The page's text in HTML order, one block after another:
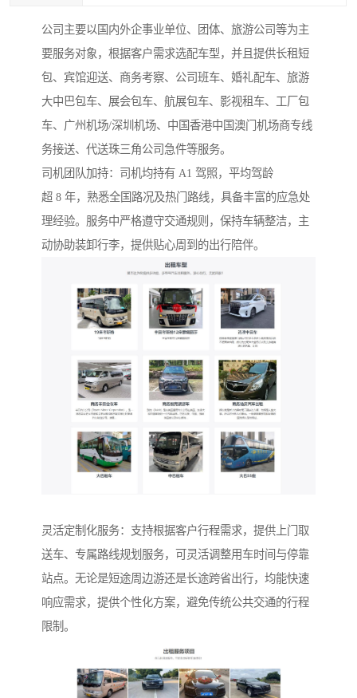
公司主要以国内外企事业单位、团体、旅游公司等为主
要服务对象，根据客户需求选配车型，并且提供长租短
包、宾馆迎送、商务考察、公司班车、婚礼配车、旅游
大中巴包车、展会包车、航展包车、影视租车、工厂包
车、广州机场/深圳机场、中国香港中国澳门机场商专线
务接送、代送珠三角公司急件等服务。
司机团队加持：司机均持有 A1 驾照，平均驾龄
超 8 年，熟悉全国路况及热门路线，具备丰富的应急处
理经验。服务中严格遵守交通规则，保持车辆整洁，主
动协助装卸行李，提供贴心周到的出行陪伴。
灵活定制化服务：支持根据客户行程需求，提供上门取
送车、专属路线规划服务，可灵活调整用车时间与停靠
站点。无论是短途周边游还是长途跨省出行，均能快速
响应需求，提供个性化方案，避免传统公共交通的行程
限制。